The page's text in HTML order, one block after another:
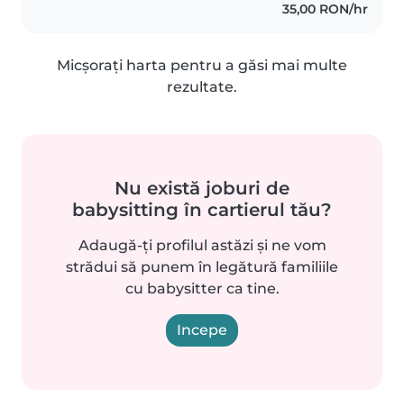
35,00 RON/hr
Micșorați harta pentru a găsi mai multe
rezultate.
Nu există joburi de
babysitting în cartierul tău?
Adaugă-ți profilul astăzi și ne vom
strădui să punem în legătură familiile
cu babysitter ca tine.
Incepe